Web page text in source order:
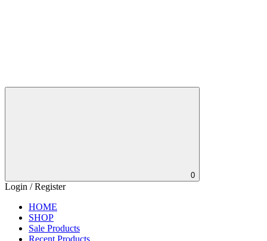
0
Login / Register
HOME
SHOP
Sale Products
Recent Products